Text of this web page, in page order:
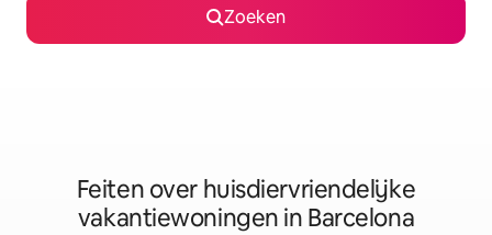
Zoeken
Feiten over huisdiervriendelijke
vakantiewoningen in Barcelona